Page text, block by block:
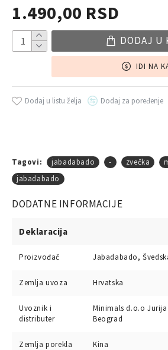
1.490,00 RSD
DODAJ U
IDI NA
Dodaj u listu želja Dodaj za poređenje
Tagovi: jabadabado - zvečka
jabadabado
DODATNE INFORMACIJE
Deklaracija
Proizvođač Jabadabado,
Zemlja uvoza Hrvatska
Uvoznik i
distributer
Minimals d.o.o Jurija
Beograd
Zemlja porekla Kina